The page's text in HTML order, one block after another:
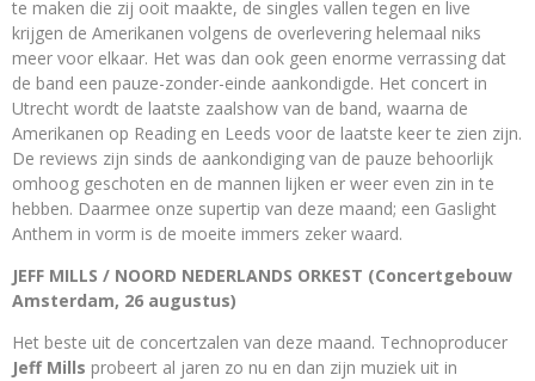
te maken die zij ooit maakte, de singles vallen tegen en live
krijgen de Amerikanen volgens de overlevering helemaal niks
meer voor elkaar. Het was dan ook geen enorme verrassing dat
de band een pauze-zonder-einde aankondigde. Het concert in
Utrecht wordt de laatste zaalshow van de band, waarna de
Amerikanen op Reading en Leeds voor de laatste keer te zien zijn.
De reviews zijn sinds de aankondiging van de pauze behoorlijk
omhoog geschoten en de mannen lijken er weer even zin in te
hebben. Daarmee onze supertip van deze maand; een Gaslight
Anthem in vorm is de moeite immers zeker waard.
JEFF MILLS / NOORD NEDERLANDS ORKEST (Concertgebouw
Amsterdam, 26 augustus)
Het beste uit de concertzalen van deze maand. Technoproducer
Jeff Mills probeert al jaren zo nu en dan zijn muziek uit in